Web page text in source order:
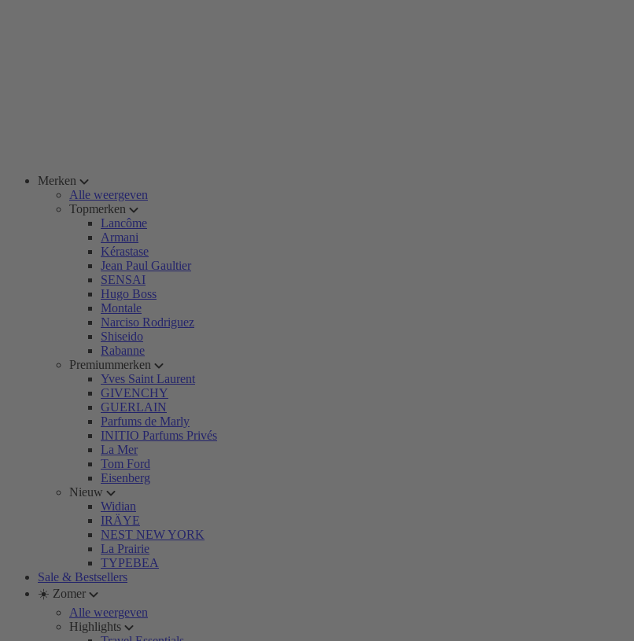
Merken
Alle weergeven
Topmerken
Lancôme
Armani
Kérastase
Jean Paul Gaultier
SENSAI
Hugo Boss
Montale
Narciso Rodriguez
Shiseido
Rabanne
Premiummerken
Yves Saint Laurent
GIVENCHY
GUERLAIN
Parfums de Marly
INITIO Parfums Privés
La Mer
Tom Ford
Eisenberg
Nieuw
Widian
IRÄYE
NEST NEW YORK
La Prairie
TYPEBEA
Sale & Bestsellers
☀️ Zomer
Alle weergeven
Highlights